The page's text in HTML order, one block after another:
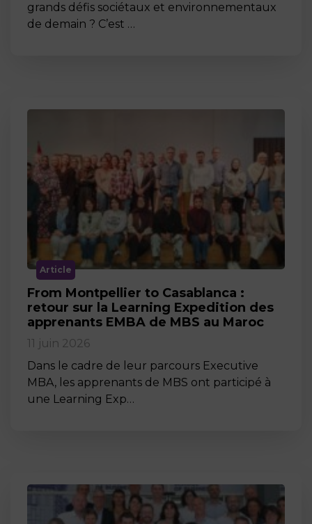
grands défis sociétaux et environnementaux
de demain ? C’est …
Article
From Montpellier to Casablanca :
retour sur la Learning Expedition des
apprenants EMBA de MBS au Maroc
11 juin 2026
Dans le cadre de leur parcours Executive
MBA, les apprenants de MBS ont participé à
une Learning Exp…